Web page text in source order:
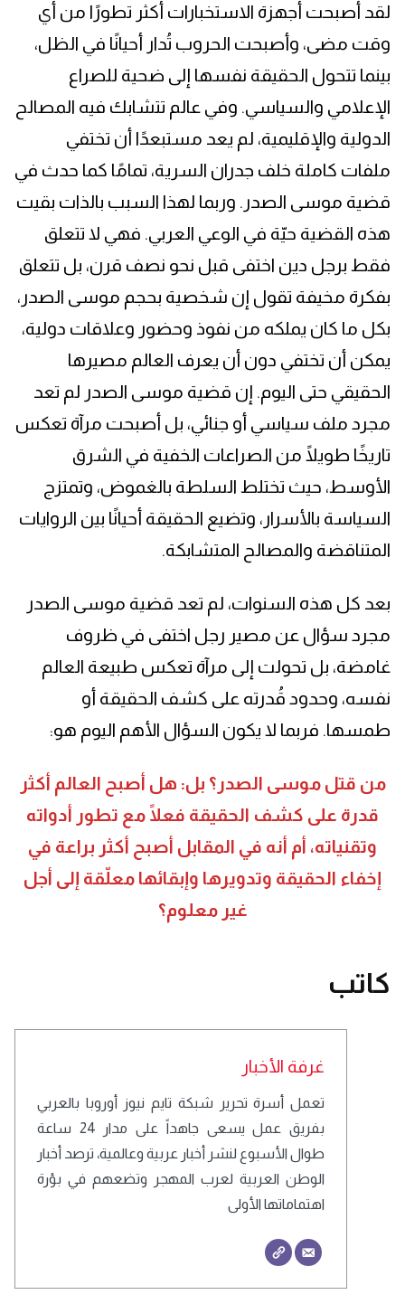
لقد أصبحت أجهزة الاستخبارات أكثر تطورًا من أي
وقت مضى، وأصبحت الحروب تُدار أحيانًا في الظل،
بينما تتحول الحقيقة نفسها إلى ضحية للصراع
الإعلامي والسياسي. وفي عالم تتشابك فيه المصالح
الدولية والإقليمية، لم يعد مستبعدًا أن تختفي
ملفات كاملة خلف جدران السرية، تمامًا كما حدث في
قضية موسى الصدر. وربما لهذا السبب بالذات بقيت
هذه القضية حيّة في الوعي العربي. فهي لا تتعلق
فقط برجل دين اختفى قبل نحو نصف قرن، بل تتعلق
بفكرة مخيفة تقول إن شخصية بحجم موسى الصدر،
بكل ما كان يملكه من نفوذ وحضور وعلاقات دولية،
يمكن أن تختفي دون أن يعرف العالم مصيرها
الحقيقي حتى اليوم. إن قضية موسى الصدر لم تعد
مجرد ملف سياسي أو جنائي، بل أصبحت مرآة تعكس
تاريخًا طويلًا من الصراعات الخفية في الشرق
الأوسط، حيث تختلط السلطة بالغموض، وتمتزج
السياسة بالأسرار، وتضيع الحقيقة أحيانًا بين الروايات
المتناقضة والمصالح المتشابكة.
بعد كل هذه السنوات، لم تعد قضية موسى الصدر
مجرد سؤال عن مصير رجل اختفى في ظروف
غامضة، بل تحولت إلى مرآة تعكس طبيعة العالم
نفسه، وحدود قُدرته على كشف الحقيقة أو
طمسها. فربما لا يكون السؤال الأهم اليوم هو:
من قتل موسى الصدر؟ بل: هل أصبح العالم أكثر
قدرة على كشف الحقيقة فعلًا مع تطور أدواته
وتقنياته، أم أنه في المقابل أصبح أكثر براعة في
إخفاء الحقيقة وتدويرها وإبقائها معلّقة إلى أجل
غير معلوم؟
كاتب
غرفة الأخبار
تعمل أسرة تحرير شبكة تايم نيوز أوروبا بالعربي
بفريق عمل يسعى جاهداً على مدار 24 ساعة
طوال الأسبوع لنشر أخبار عربية وعالمية، ترصد أخبار
الوطن العربية لعرب المهجر وتضعهم في بؤرة
اهتماماتها الأولى